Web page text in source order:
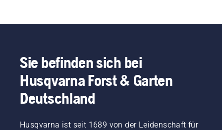
Sie befinden sich bei
Husqvarna Forst & Garten
Deutschland
Husqvarna ist seit 1689 von der Leidenschaft für